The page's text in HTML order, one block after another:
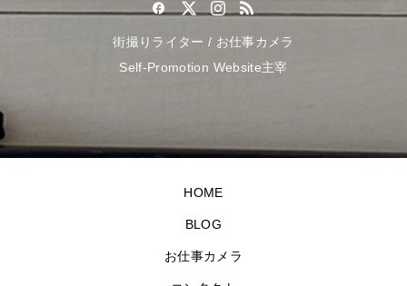
街撮りライター / お仕事カメラ
Self-Promotion Website主宰
HOME
BLOG
お仕事カメラ